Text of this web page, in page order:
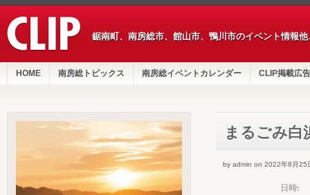
鋸南町、南房総市、館山市、鴨川市のイベント情報
HOME 南房総トピックス 南房総イベントカレンダー CLIP掲載広告
まるごみ白
by admin on 2022年8月25
日時: